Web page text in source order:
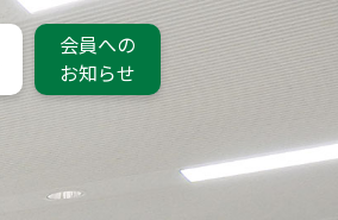
会員への
お知らせ